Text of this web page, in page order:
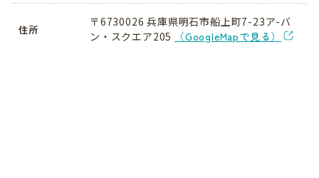
住所
〒6730026 兵庫県明石市船上町7-23ア-バ
ン・スクエア205
（GoogleMapで見る）